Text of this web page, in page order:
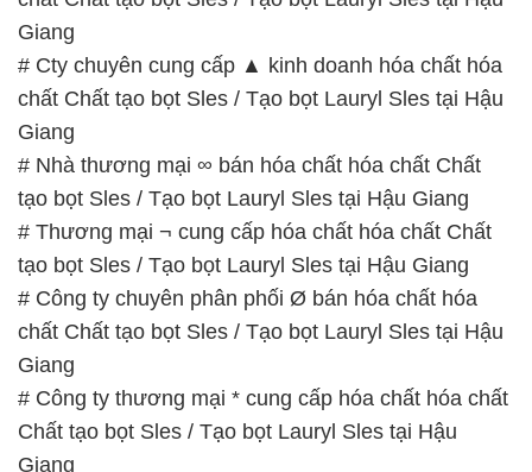
# Nhà thương mại ∞ bán hóa chất hóa chất Chất
tạo bọt Sles / Tạo bọt Lauryl Sles tại Hậu Giang
# Thương mại ¬ cung cấp hóa chất hóa chất Chất
tạo bọt Sles / Tạo bọt Lauryl Sles tại Hậu Giang
# Công ty chuyên phân phối Ø bán hóa chất hóa
chất Chất tạo bọt Sles / Tạo bọt Lauryl Sles tại Hậu
Giang
# Công ty thương mại * cung cấp hóa chất hóa chất
Chất tạo bọt Sles / Tạo bọt Lauryl Sles tại Hậu
Giang
# Nơi cung cấp § phân phối hóa chất hóa chất Chất
tạo bọt Sles / Tạo bọt Lauryl Sles tại Hậu Giang
# Cty chuyên thương mại [ phân phối ] hóa chất hóa
chất Chất tạo bọt Sles / Tạo bọt Lauryl Sles tại Hậu